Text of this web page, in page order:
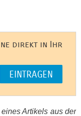
direkt in Ihr
Artikels aus der